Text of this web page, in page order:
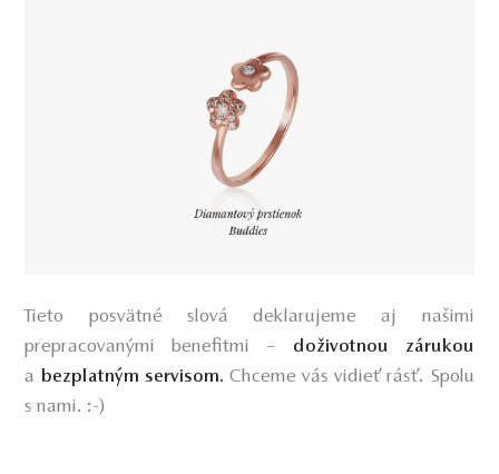
Tieto posvätné slová deklarujeme aj našimi
prepracovanými benefitmi –
doživotnou zárukou
a bezplatným servisom. Chceme vás vidieť rásť. Spolu
s nami. :-)